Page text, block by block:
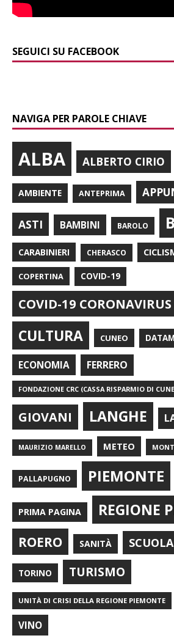
SEGUICI SU FACEBOOK
NAVIGA PER PAROLE CHIAVE
ALBA ALBERTO CIRIO
AMBIENTE ANTEPRIMA
ASTI BAMBINI BAROLO
CARABINIERI CHERASCO
COPERTINA COVID-19
COVID-19 CORONAVIRUS
CULTURA CUNEO
ECONOMIA FERRERO
FONDAZIONE CRC (CASSA RISPARMIO DI
GIOVANI LANGHE
MAURIZIO MARELLO METEO
PALLAPUGNO PIEMONTE
PRIMA PAGINA REGIONE
ROERO SANITÀ SCUOLA
TORINO TURISMO
UNITÀ DI CRISI DELLA REGIONE PIEMONTE
VINO